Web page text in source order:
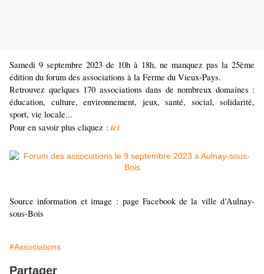
Samedi 9 septembre 2023 de 10h à 18h, ne manquez pas la 25ème
édition du forum des associations à la Ferme du Vieux-Pays.
Retrouvez quelques 170 associations dans de nombreux domaines :
éducation, culture, environnement, jeux, santé, social, solidarité,
sport, vie locale...
Pour en savoir plus cliquez : ici
Source information et image : page Facebook de la ville d’Aulnay-
sous-Bois
#Associations
Partager